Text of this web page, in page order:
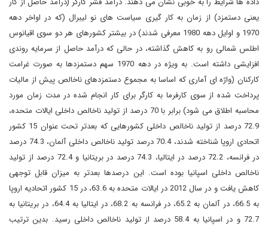
یعنی دستمزد) از زمان به کار گیری سیاست های نو لیبرال (که در اواخر دهه
1970 و اوایل دهه 1980 معرفی شدند) در بیشتر کشورهای هر دو سوی اقیانوس
اطلس شمالی رو به کاهش گذاشته، در حالی که درآمد حاصل از سرمایه روندی
افزایشی داشته است. به ویژه در دهه 1970 سهم دستمزدها به صورت غرامت
کارکنان (واژه ای آماری که اساسا به مجموع دستمزدهای ناخالص پیش از مالیات
پرداخت شده از سوی کارفرما به کارگر برای کار انجام شده در مدت زمان مورد
محاسبه اطلاق می شود) برابر با 70 درصد از تولید ناخالص داخلی ایالات متحده،
72.9 درصد از تولید ناخالص داخلی کشورهایی که بعدتر تحت عنوان 15 کشور
اتحادی اروپا شناخته شدند، 70.4 درصد تولید ناخالص داخلی آلمان، 74.3 درصد
در فرانسه، 72.2 درصد در ایتالیا، 74.3 درصد در بریتانیا و 72.4 درصد از تولید
ناخالص داخلی اسپانیا بوده است. این درصدها بعدتر به میزان قابل توجهی
کاهش یافت و در سال 2012 در ایالات متحده به 63.6، در 15 کشور اتحادیه اروپا
به 66.5، در آلمان به 65.2، در فرانسه به 68.2، در ایتالیا به 64.4، در بریتانیا به
72.7 و در اسپانیا به 58.4 درصد از تولید ناخالص داخلی رسید. بدین ترتیب